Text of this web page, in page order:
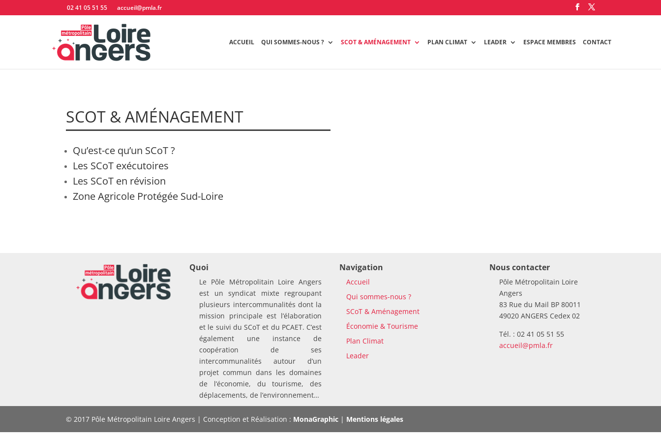
02 41 05 51 55 accueil@pmla.fr
ACCUEIL QUI SOMMES-NOUS ? SCOT & AMÉNAGEMENT PLAN CLIMAT LEADER ESPACE MEMBRES CONTACT
SCOT & AMÉNAGEMENT
Qu’est-ce qu’un SCoT ?
Les SCoT exécutoires
Les SCoT en révision
Zone Agricole Protégée Sud-Loire
Quoi
Le Pôle Métropolitain Loire Angers
est un syndicat mixte regroupant
plusieurs intercommunalités dont la
mission principale est l’élaboration
et le suivi du SCoT et du PCAET. C’est
également une instance de
coopération de ses
intercommunalités autour d’un
projet commun dans les domaines
de l’économie, du tourisme, des
déplacements, de l’environnement…
Navigation
Accueil
Qui sommes-nous ?
SCoT & Aménagement
Économie & Tourisme
Plan Climat
Leader
Nous contacter
Pôle Métropolitain Loire
Angers
83 Rue du Mail BP 80011
49020 ANGERS Cedex 02
Tél. : 02 41 05 51 55
accueil@pmla.fr
© 2017 Pôle Métropolitain Loire Angers | Conception et Réalisation : MonaGraphic | Mentions légales